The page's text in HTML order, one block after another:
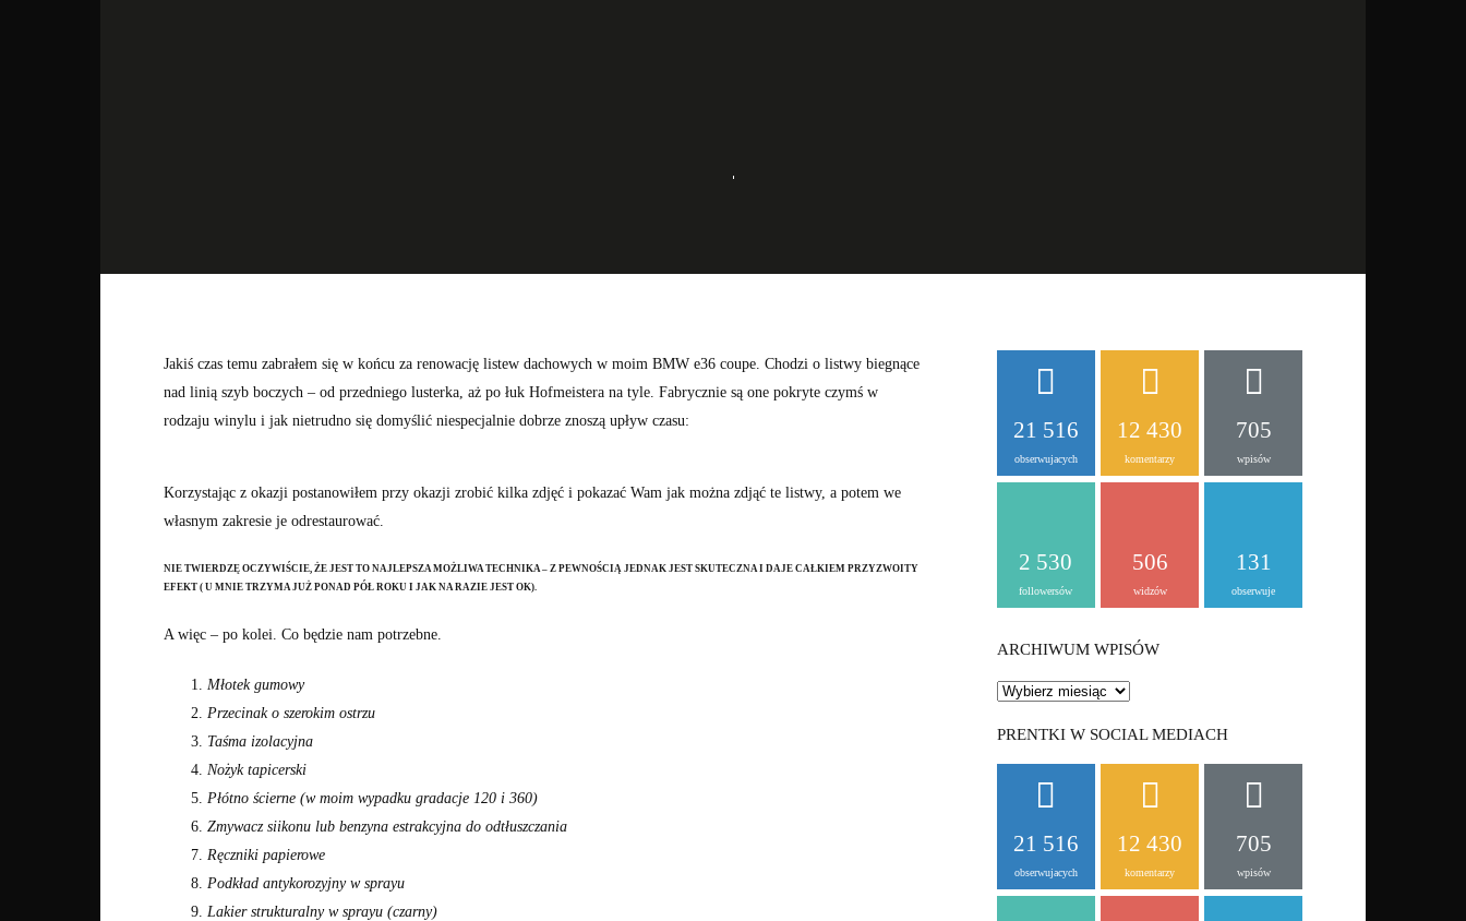
Jakiś czas temu zabrałem się w końcu za renowację listew dachowych w moim BMW e36 coupe. Chodzi o listwy biegnące
nad linią szyb boczych – od przedniego lusterka, aż po łuk Hofmeistera na tyle. Fabrycznie są one pokryte czymś w
rodzaju winylu i jak nietrudno się domyślić niespecjalnie dobrze znoszą upływ czasu:
Korzystając z okazji postanowiłem przy okazji zrobić kilka zdjęć i pokazać Wam jak można zdjąć te listwy, a potem we
własnym zakresie je odrestaurować.
NIE TWIERDZĘ OCZYWIŚCIE, ŻE JEST TO NAJLEPSZA MOŻLIWA TECHNIKA – Z PEWNOŚCIĄ JEDNAK JEST SKUTECZNA I DAJE CAŁKIEM PRZYZWOITY
EFEKT ( U MNIE TRZYMA JUŻ PONAD PÓŁ ROKU I JAK NA RAZIE JEST OK).
A więc – po kolei. Co będzie nam potrzebne.
Młotek gumowy
Przecinak o szerokim ostrzu
Taśma izolacyjna
Nożyk tapicerski
Płótno ścierne (w moim wypadku gradacje 120 i 360)
Zmywacz siikonu lub benzyna estrakcyjna do odtłuszczania
Ręczniki papierowe
Podkład antykorozyjny w sprayu
Lakier strukturalny w sprayu (czarny)
21 516
obserwujacych
12 430
komentarzy
705
wpisów
2 530
followersów
506
widzów
131
obserwuje
ARCHIWUM WPISÓW
ARCHIWUM
PRENTKI W SOCIAL MEDIACH
21 516
obserwujacych
12 430
komentarzy
705
wpisów